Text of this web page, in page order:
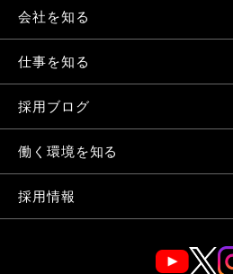
会社を知る
仕事を知る
採用ブログ
働く環境を知る
採用情報